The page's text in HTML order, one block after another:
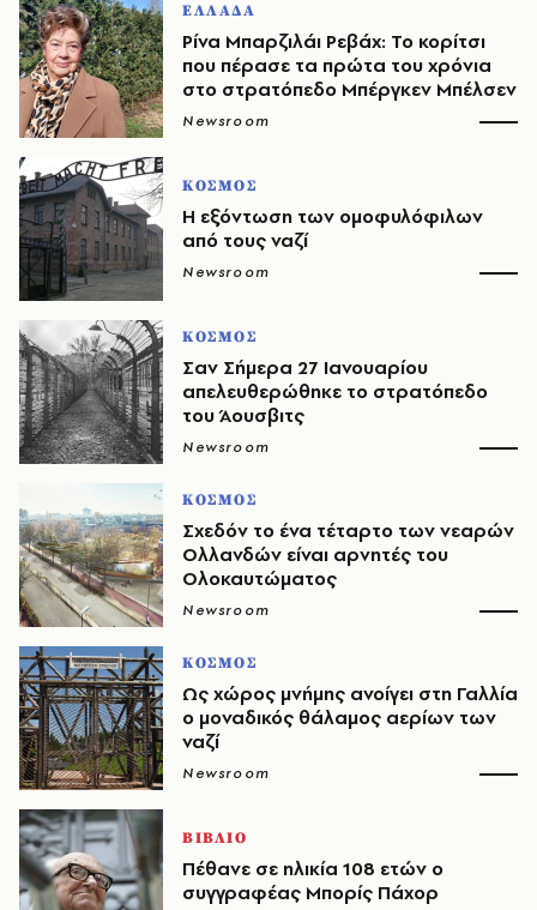
ΕΛΛΑΔΑ
Ρίνα Μπαρζιλάι Ρεβάχ: Το κορίτσι
που πέρασε τα πρώτα του χρόνια
στο στρατόπεδο Μπέργκεν Μπέλσεν
Newsroom
ΚΟΣΜΟΣ
Η εξόντωση των ομοφυλόφιλων
από τους ναζί
Newsroom
ΚΟΣΜΟΣ
Σαν Σήμερα 27 Ιανουαρίου
απελευθερώθηκε το στρατόπεδο
του Άουσβιτς
Newsroom
ΚΟΣΜΟΣ
Σχεδόν το ένα τέταρτο των νεαρών
Ολλανδών είναι αρνητές του
Ολοκαυτώματος
Newsroom
ΚΟΣΜΟΣ
Ως χώρος μνήμης ανοίγει στη Γαλλία
ο μοναδικός θάλαμος αερίων των
ναζί
Newsroom
ΒΙΒΛΙΟ
Πέθανε σε ηλικία 108 ετών ο
συγγραφέας Μπορίς Πάχορ